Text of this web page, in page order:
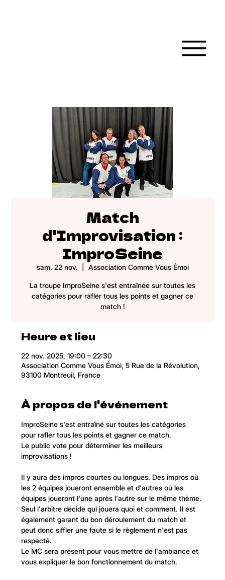
Match
d'Improvisation :
ImproSeine
sam. 22 nov. Association Comme Vous Émoi
La troupe ImproSeine s'est entraînée sur toutes les
catégories pour rafler tous les points et gagner ce
match !
Heure et lieu
22 nov. 2025, 19:00 – 22:30
Association Comme Vous Émoi, 5 Rue de la Révolution,
93100 Montreuil, France
À propos de l'événement
ImproSeine s'est entraîné sur toutes les catégories
pour rafler tous les points et gagner ce match.
Le public vote pour déterminer les meilleurs
improvisations !
Il y aura des impros courtes ou longues. Des impros où
les 2 équipes joueront ensemble et d'autres où les
équipes joueront l'une après l'autre sur le même thème.
Seul l'arbitre décide qui jouera quoi et comment. Il est
également garant du bon déroulement du match et
peut donc siffler une faute si le règlement n'est pas
respecté.
Le MC sera présent pour vous mettre de l'ambiance et
vous expliquer le bon fonctionnement du match.